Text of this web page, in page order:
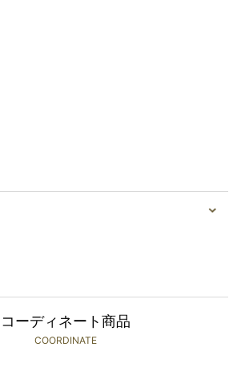
コーディネート商品
COORDINATE